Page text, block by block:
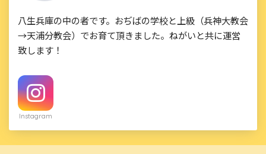
八生兵庫の中の者です。おぢばの学校と上級（兵神大教会
→天浦分教会）でお育て頂きました。ねがいと共に運営
致します！
Instagram